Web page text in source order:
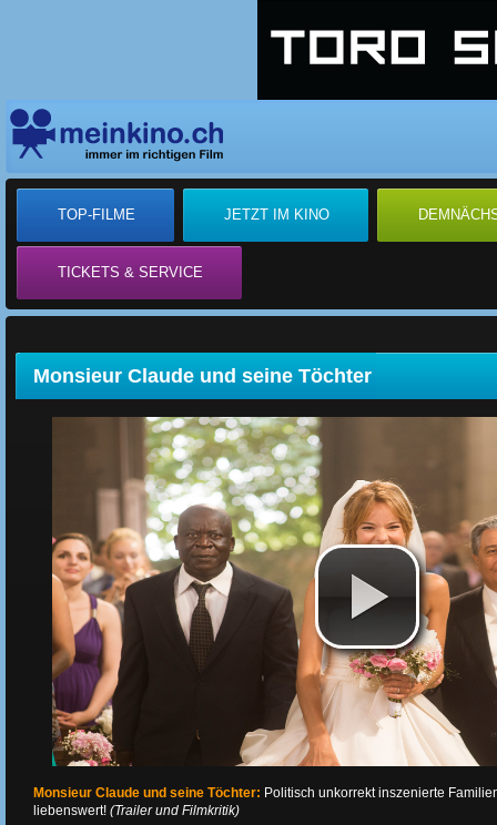
TOP-FILME JETZT IM KINO
TICKETS & SERVICE
Monsieur Claude und seine Töchter
Monsieur Claude und seine Töchter: Politisch unkorrekt inszenierte
liebenswert! (Trailer und Filmkritik)